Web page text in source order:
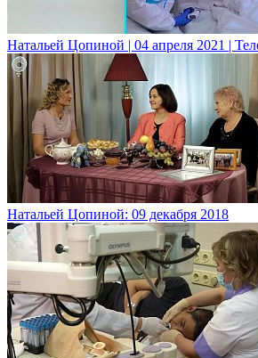
Натальей Цопиной | 04 апреля 2021 |
Натальей Цопиной: 09 декабря 2018